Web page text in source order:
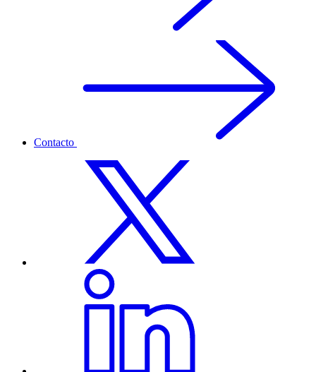
Contacto